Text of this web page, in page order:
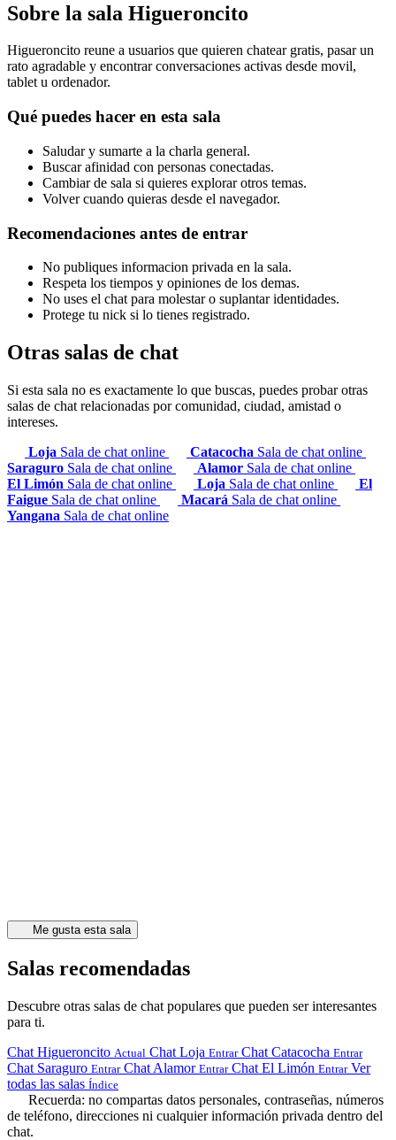
Sobre la sala Higueroncito
Higueroncito reune a usuarios que quieren chatear gratis, pasar un
rato agradable y encontrar conversaciones activas desde movil,
tablet u ordenador.
Qué puedes hacer en esta sala
Saludar y sumarte a la charla general.
Buscar afinidad con personas conectadas.
Cambiar de sala si quieres explorar otros temas.
Volver cuando quieras desde el navegador.
Recomendaciones antes de entrar
No publiques informacion privada en la sala.
Respeta los tiempos y opiniones de los demas.
No uses el chat para molestar o suplantar identidades.
Protege tu nick si lo tienes registrado.
Otras salas de chat
Si esta sala no es exactamente lo que buscas, puedes probar otras
salas de chat relacionadas por comunidad, ciudad, amistad o
intereses.
Loja Sala de chat online Catacocha Sala de chat online
Saraguro Sala de chat online Alamor Sala de chat online
El Limón Sala de chat online Loja Sala de chat online
El
Faigue Sala de chat online Macará Sala de chat online
Yangana Sala de chat online
Me gusta esta sala
Salas recomendadas
Descubre otras salas de chat populares que pueden ser interesantes
para ti.
Chat Higueroncito Actual Chat Loja Entrar Chat Catacocha Entrar
Chat Saraguro Entrar Chat Alamor Entrar Chat El Limón Entrar Ver
todas las salas Índice
Recuerda: no compartas datos personales, contraseñas, números
de teléfono, direcciones ni cualquier información privada dentro del
chat.